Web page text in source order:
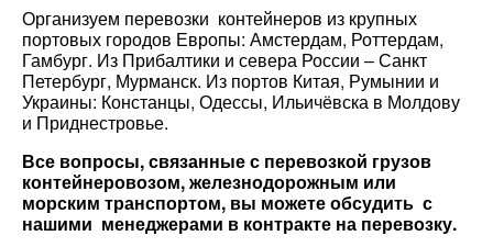
Организуем перевозки контейнеров из крупных
портовых городов Европы: Амстердам, Роттердам,
Гамбург. Из Прибалтики и севера России – Санкт
Петербург, Мурманск. Из портов Китая, Румынии и
Украины: Констанцы, Одессы, Ильичёвска в Молдову
и Приднестровье.
Все вопросы, связанные с перевозкой грузов
контейнеровозом, железнодорожным или
морским транспортом, вы можете обсудить с
нашими менеджерами в контракте на перевозку.
Дата погрузки
Тип транспорта
Вес груза (т)
Объем груза
Свободен с
Вес груза (т)
Компания